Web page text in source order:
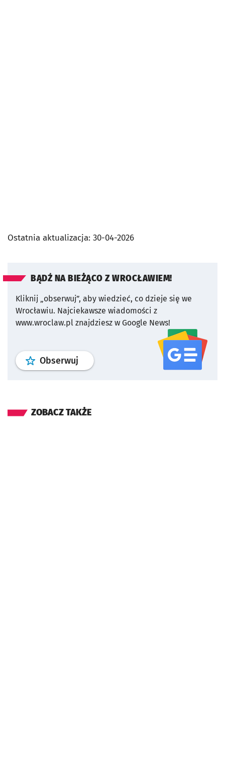
Ostatnia aktualizacja: 30-04-2026
BĄDŹ NA BIEŻĄCO Z WROCŁAWIEM!
Kliknij „obserwuj”, aby wiedzieć, co dzieje się we
Wrocławiu. Najciekawsze wiadomości z
www.wroclaw.pl znajdziesz w Google News!
Obserwuj profil serwisu
ZOBACZ TAKŻE